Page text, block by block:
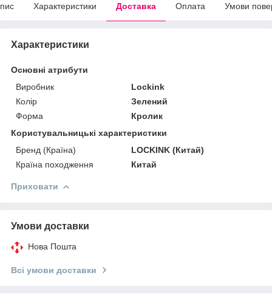
Характеристики Доставка Оплата Умови
Характеристики
Основні атрибути
Виробник
Lockink
Колір
Зелений
Форма
Кролик
Користувальницькі характеристики
Бренд (Країна)
LOCKINK (Китай)
Країна походження
Китай
Приховати
Умови доставки
Нова Пошта
Всі умови доставки